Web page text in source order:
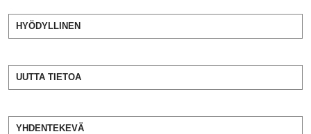
HYÖDYLLINEN
UUTTA TIETOA
YHDENTEKEVÄ